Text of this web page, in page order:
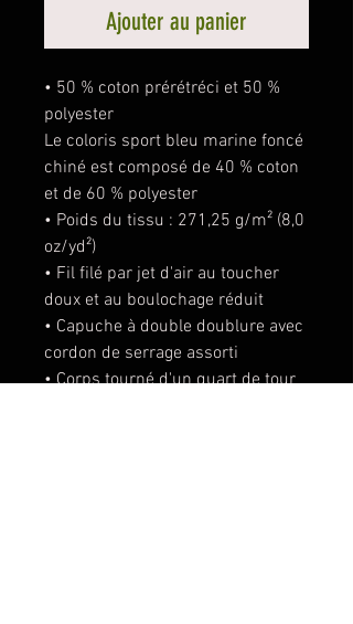
Ajouter au panier
• 50 % coton prérétréci et 50 %
polyester
Le coloris sport bleu marine foncé
chiné est composé de 40 % coton
et de 60 % polyester
• Poids du tissu : 271,25 g/m² (8,0
oz/yd²)
• Fil filé par jet d'air au toucher
doux et au boulochage réduit
• Capuche à double doublure avec
cordon de serrage assorti
• Corps tourné d'un quart de tour